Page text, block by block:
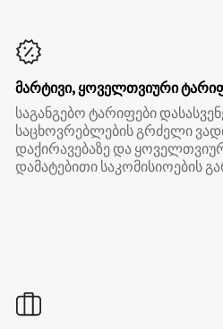
მარტივი, ყოველთვიური
საგანგებო ტარიფები
საცხოვრებლების გრძელი
დაქირავებაზე და
დამატებითი საკომისიოების